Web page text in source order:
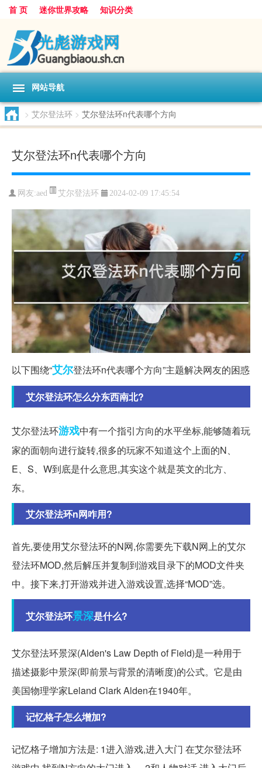
首 页 迷你世界攻略 知识分类
网站导航
> 艾尔登法环 > 艾尔登法环n代表哪个方向
艾尔登法环n代表哪个方向
网友:aed 艾尔登法环 2024-02-09 17:45:54
以下围绕“艾尔登法环n代表哪个方向”主题解决网友的困惑
艾尔登法环怎么分东西南北?
艾尔登法环游戏中有一个指引方向的水平坐标,能够随着玩
家的面朝向进行旋转,很多的玩家不知道这个上面的N、
E、S、W到底是什么意思,其实这个就是英文的北方、
东。
艾尔登法环n网咋用?
首先,要使用艾尔登法环的N网,你需要先下载N网上的艾尔
登法环MOD,然后解压并复制到游戏目录下的MOD文件夹
中。接下来,打开游戏并进入游戏设置,选择“MOD”选。
艾尔登法环景深是什么?
艾尔登法环景深(Alden's Law Depth of Field)是一种用于
描述摄影中景深(即前景与背景的清晰度)的公式。它是由
美国物理学家Leland Clark Alden在1940年。
记忆格子怎么增加?
记忆格子增加方法是: 1进入游戏,进入大门 在艾尔登法环